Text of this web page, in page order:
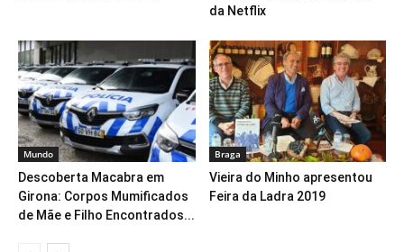
da Netflix
Mundo
Descoberta Macabra em
Girona: Corpos Mumificados
de Mãe e Filho Encontrados...
Braga
Vieira do Minho apresentou
Feira da Ladra 2019